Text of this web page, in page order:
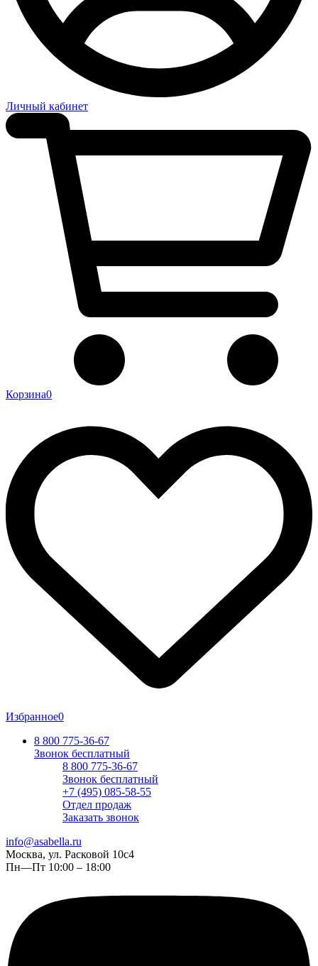
Личный кабинет
Корзина0
Избранное0
8 800 775-36-67
Звонок бесплатный
8 800 775-36-67
Звонок бесплатный
+7 (495) 085-58-55
Отдел продаж
Заказать звонок
info@asabella.ru
Москва, ул. Расковой 10с4
Пн—Пт 10:00 – 18:00